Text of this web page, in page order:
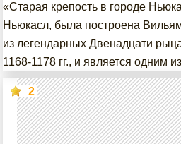
«Старая крепость в городе
Ньюкасл, была построена
из легендарных Двенадцати
1168-1178 гг., и является одним
2